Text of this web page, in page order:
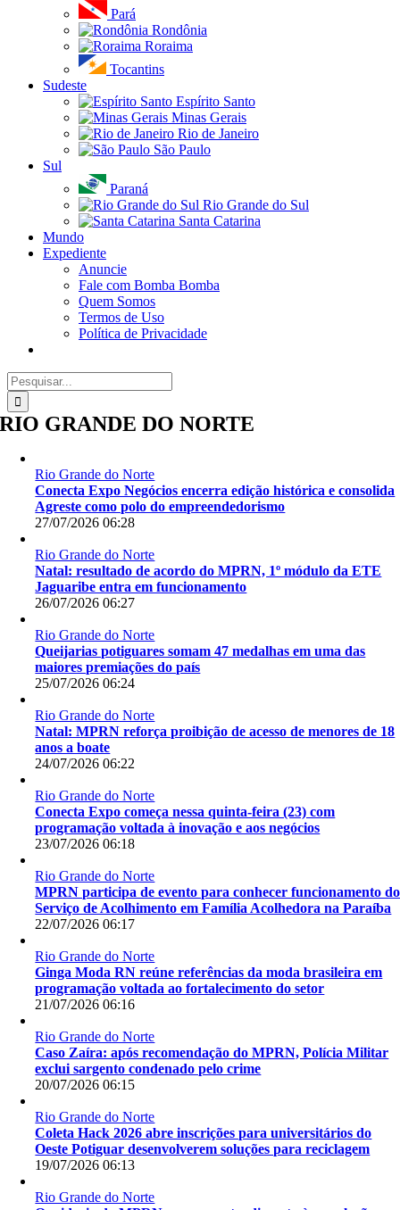
Pará
Rondônia
Roraima
Tocantins
Sudeste
Espírito Santo
Minas Gerais
Rio de Janeiro
São Paulo
Sul
Paraná
Rio Grande do Sul
Santa Catarina
Mundo
Expediente
Anuncie
Fale com Bomba Bomba
Quem Somos
Termos de Uso
Política de Privacidade
Buscar
resultados
para:
RIO GRANDE DO NORTE
Rio Grande do Norte
Conecta Expo Negócios encerra edição histórica e consolida
Agreste como polo do empreendedorismo
27/07/2026 06:28
Rio Grande do Norte
Natal: resultado de acordo do MPRN, 1º módulo da ETE
Jaguaribe entra em funcionamento
26/07/2026 06:27
Rio Grande do Norte
Queijarias potiguares somam 47 medalhas em uma das
maiores premiações do país
25/07/2026 06:24
Rio Grande do Norte
Natal: MPRN reforça proibição de acesso de menores de 18
anos a boate
24/07/2026 06:22
Rio Grande do Norte
Conecta Expo começa nessa quinta-feira (23) com
programação voltada à inovação e aos negócios
23/07/2026 06:18
Rio Grande do Norte
MPRN participa de evento para conhecer funcionamento do
Serviço de Acolhimento em Família Acolhedora na Paraíba
22/07/2026 06:17
Rio Grande do Norte
Ginga Moda RN reúne referências da moda brasileira em
programação voltada ao fortalecimento do setor
21/07/2026 06:16
Rio Grande do Norte
Caso Zaíra: após recomendação do MPRN, Polícia Militar
exclui sargento condenado pelo crime
20/07/2026 06:15
Rio Grande do Norte
Coleta Hack 2026 abre inscrições para universitários do
Oeste Potiguar desenvolverem soluções para reciclagem
19/07/2026 06:13
Rio Grande do Norte